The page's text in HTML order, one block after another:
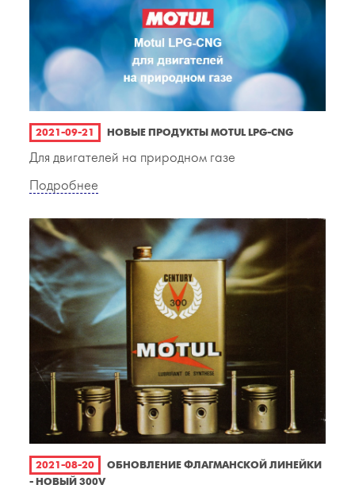
2021-09-21 НОВЫЕ ПРОДУКТЫ MOTUL LPG-CNG
Для двигателей на природном газе
Подробнее
2021-08-20
ОБНОВЛЕНИЕ ФЛАГМАНСКОЙ ЛИНЕЙКИ
- НОВЫЙ 300V